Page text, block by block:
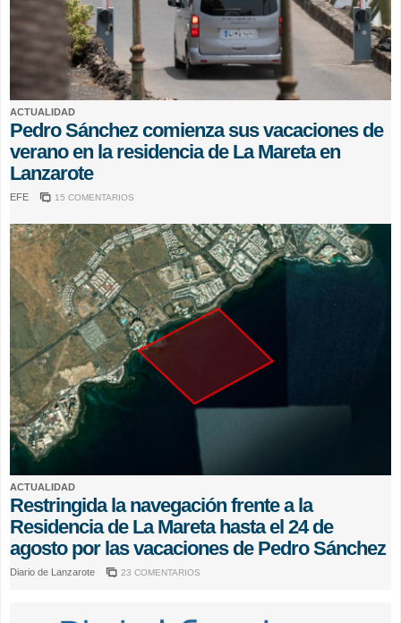
ACTUALIDAD
Pedro Sánchez comienza sus vacaciones de
verano en la residencia de La Mareta en
Lanzarote
EFE 15 COMENTARIOS
ACTUALIDAD
Restringida la navegación frente a la
Residencia de La Mareta hasta el 24 de
agosto por las vacaciones de Pedro Sánchez
Diario de Lanzarote 23 COMENTARIOS